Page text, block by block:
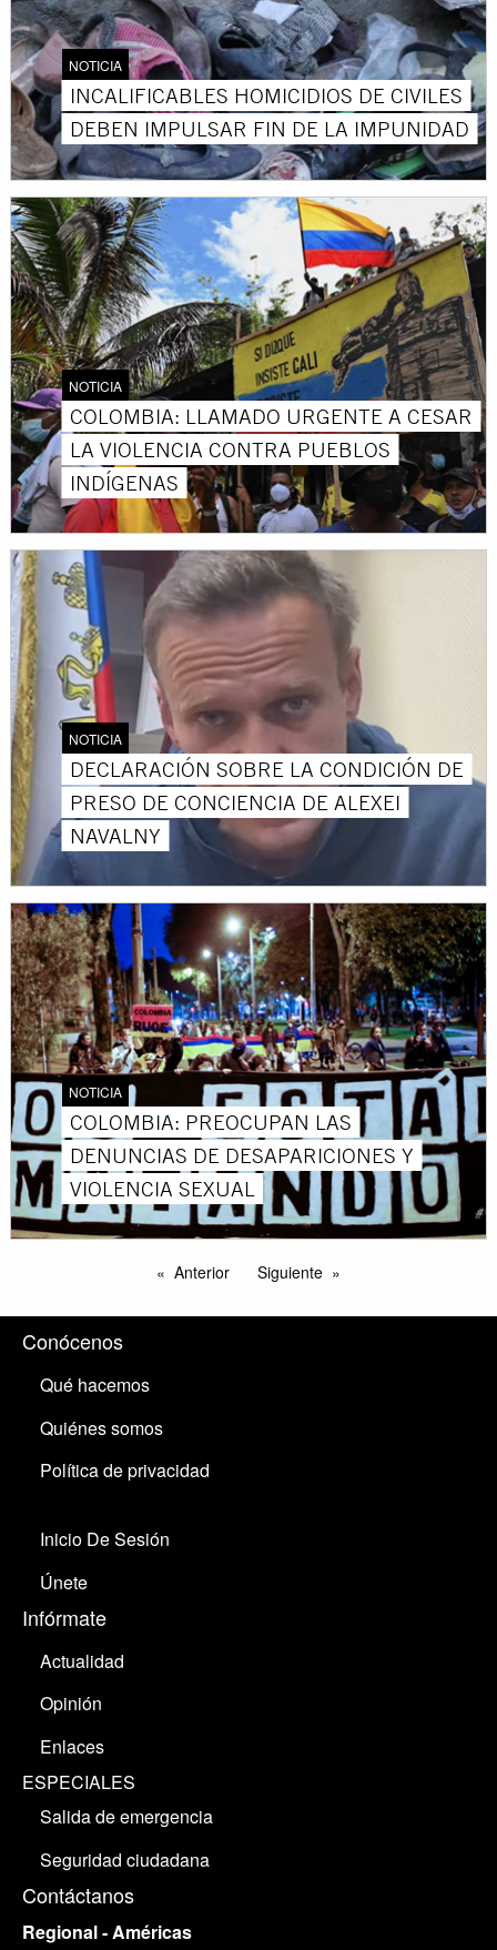
NOTICIA
INCALIFICABLES HOMICIDIOS DE CIVILES
DEBEN IMPULSAR FIN DE LA IMPUNIDAD
NOTICIA
COLOMBIA: LLAMADO URGENTE A CESAR
LA VIOLENCIA CONTRA PUEBLOS
INDÍGENAS
NOTICIA
DECLARACIÓN SOBRE LA CONDICIÓN DE
PRESO DE CONCIENCIA DE ALEXEI
NAVALNY
NOTICIA
COLOMBIA: PREOCUPAN LAS
DENUNCIAS DE DESAPARICIONES Y
VIOLENCIA SEXUAL
Anterior Siguiente
Conócenos
Qué hacemos
Quiénes somos
Política de privacidad
Inicio De Sesión
Únete
Infórmate
Actualidad
Opinión
Enlaces
ESPECIALES
Salida de emergencia
Seguridad ciudadana
Contáctanos
Regional - Américas